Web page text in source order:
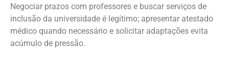
Negociar prazos com professores e buscar serviços de
inclusão da universidade é legítimo; apresentar atestado
médico quando necessário e solicitar adaptações evita
acúmulo de pressão.